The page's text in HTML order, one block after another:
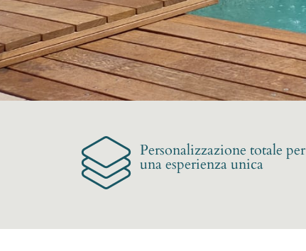
Personalizzazione totale per
una esperienza unica